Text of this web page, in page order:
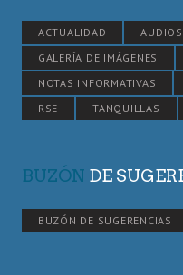
ACTUALIDAD AUDIOS
GALERÍA DE IMÁGENES
NOTAS INFORMATIVAS
RSE
TANQUILLAS
BUZÓN DE
BUZÓN DE SUGERENCIAS